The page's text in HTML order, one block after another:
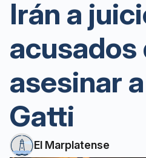
Irán a
acusados
asesinar
Gatti
El Marplatense